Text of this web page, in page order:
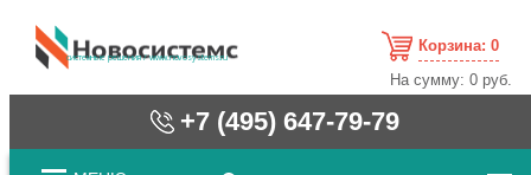
cистемные решения / www.novosystems.ru
Корзина: 0
На сумму:0 руб.
+7 (495) 647-79-79